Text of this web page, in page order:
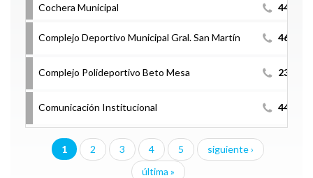
Cochera Municipal
Complejo Deportivo Municipal Gral. San Martín
Complejo Polideportivo Beto Mesa 236
Comunicación Institucional
Páginas
1 2 3 4 5
siguiente ›
última »